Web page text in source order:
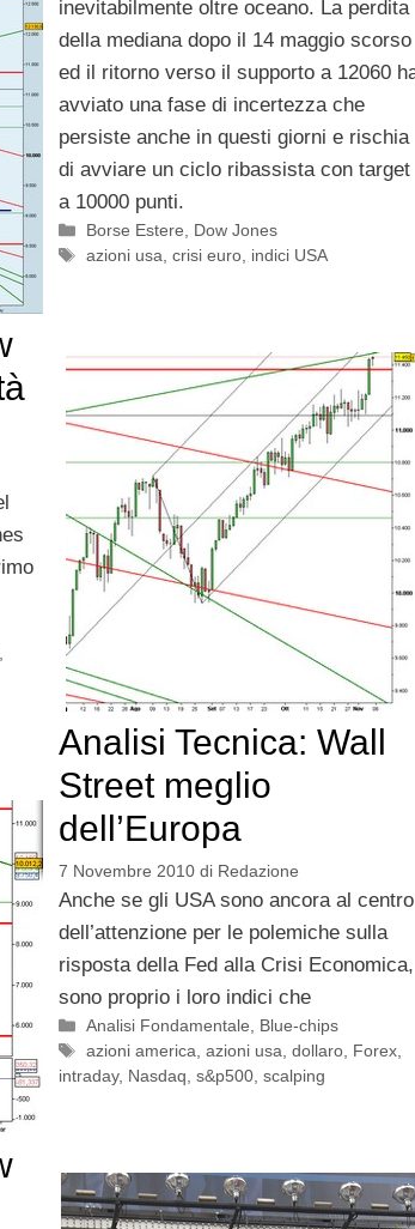
inevitabilmente oltre oceano. La perdita
della mediana dopo il 14 maggio scorso
ed il ritorno verso il supporto a 12060
avviato una fase di incertezza che
persiste anche in questi giorni e rischia
di avviare un ciclo ribassista con target
a 10000 punti.
Categorie
Borse Estere
Dow Jones
Tag
azioni usa ,crisi euro indici USA
Analisi Tecnica: Wall
Street meglio
dell’Europa
7 Novembre 2010 di Redazione
Anche se gli USA sono ancora al centro
dell’attenzione per le polemiche sulla
risposta della Fed alla Crisi Economica,
sono proprio i loro indici che
Categorie
Analisi Fondamentale, Blue-chips
Tag
azioni america,azioni usa,dollaro, Forex,
intraday, Nasdaq, s&p500, scalping